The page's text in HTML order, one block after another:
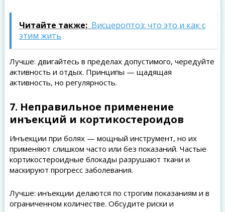
Читайте также: Висцероптоз: что это и как с
этим жить
Лучше: двигайтесь в пределах допустимого, чередуйте
активность и отдых. Принципы — щадящая
активность, но регулярность.
7. Неправильное применение
инъекций и кортикостероидов
Инъекции при болях — мощный инструмент, но их
применяют слишком часто или без показаний. Частые
кортикостероидные блокады разрушают ткани и
маскируют прогресс заболевания.
Лучше: инъекции делаются по строгим показаниям и в
ограниченном количестве. Обсудите риски и